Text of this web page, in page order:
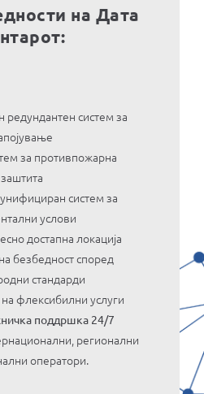
на Дата
редундантен систем за
за противпожарна
заштита
систем за
услови
достапна локација
безбедност според
стандарди
флексибилни услуги
поддршка 24/7
регионални
оператори.